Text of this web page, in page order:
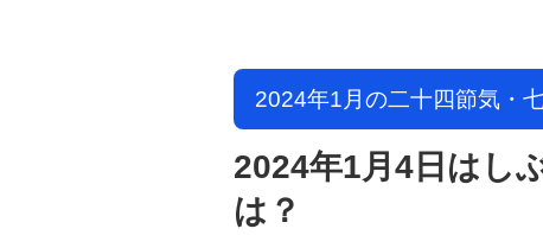
2024年1月の二十四節気・
2024年1月4日はし
は？